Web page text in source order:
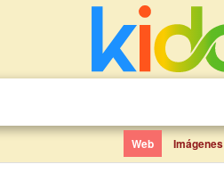
Web Imágenes